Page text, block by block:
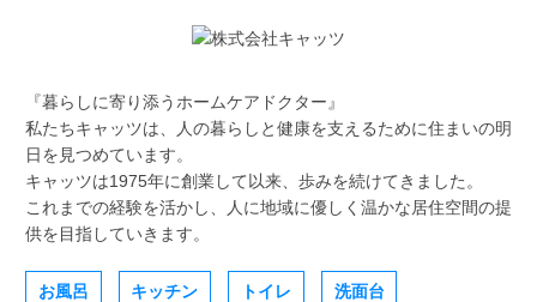
『暮らしに寄り添うホームケアドクター』
私たちキャッツは、人の暮らしと健康を支えるために住まいの明
日を見つめています。
キャッツは1975年に創業して以来、歩みを続けてきました。
これまでの経験を活かし、人に地域に優しく温かな居住空間の提
供を目指していきます。
お風呂 キッチン トイレ 洗面台